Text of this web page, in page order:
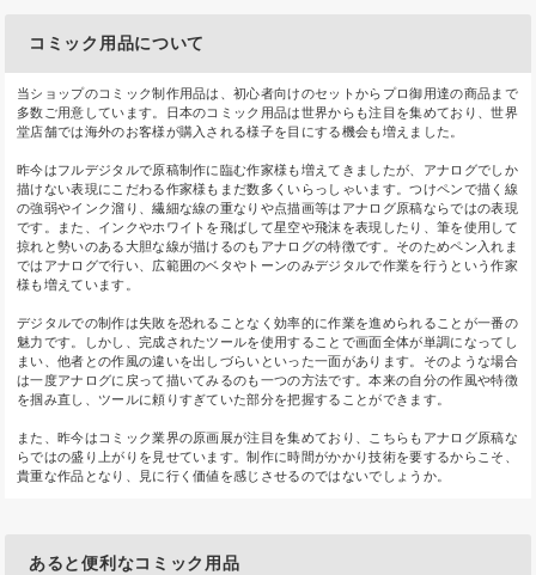
コミック用品について
当ショップのコミック制作用品は、初心者向けのセットからプロ御用達の商品まで
多数ご用意しています。日本のコミック用品は世界からも注目を集めており、世界
堂店舗では海外のお客様が購入される様子を目にする機会も増えました。
昨今はフルデジタルで原稿制作に臨む作家様も増えてきましたが、アナログでしか
描けない表現にこだわる作家様もまだ数多くいらっしゃいます。つけペンで描く線
の強弱やインク溜り、繊細な線の重なりや点描画等はアナログ原稿ならではの表現
です。また、インクやホワイトを飛ばして星空や飛沫を表現したり、筆を使用して
掠れと勢いのある大胆な線が描けるのもアナログの特徴です。そのためペン入れま
ではアナログで行い、広範囲のベタやトーンのみデジタルで作業を行うという作家
様も増えています。
デジタルでの制作は失敗を恐れることなく効率的に作業を進められることが一番の
魅力です。しかし、完成されたツールを使用することで画面全体が単調になってし
まい、他者との作風の違いを出しづらいといった一面があります。そのような場合
は一度アナログに戻って描いてみるのも一つの方法です。本来の自分の作風や特徴
を掴み直し、ツールに頼りすぎていた部分を把握することができます。
また、昨今はコミック業界の原画展が注目を集めており、こちらもアナログ原稿な
らではの盛り上がりを見せています。制作に時間がかかり技術を要するからこそ、
貴重な作品となり、見に行く価値を感じさせるのではないでしょうか。
あると便利なコミック用品